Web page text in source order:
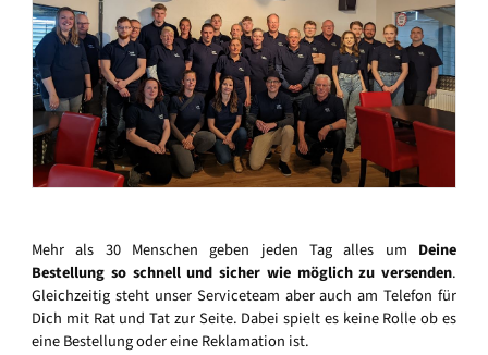
Mehr als 30 Menschen geben jeden Tag alles um Deine
Bestellung so schnell und sicher wie möglich zu versenden.
Gleichzeitig steht unser Serviceteam aber auch am Telefon für
Dich mit Rat und Tat zur Seite. Dabei spielt es keine Rolle ob es
eine Bestellung oder eine Reklamation ist.